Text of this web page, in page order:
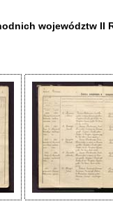
województw II